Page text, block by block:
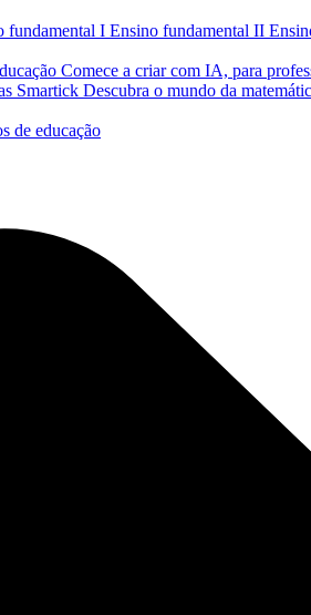
fundamental I Ensino fundamental II
Comece a criar com IA, para
Smartick Descubra o mundo da
de educação